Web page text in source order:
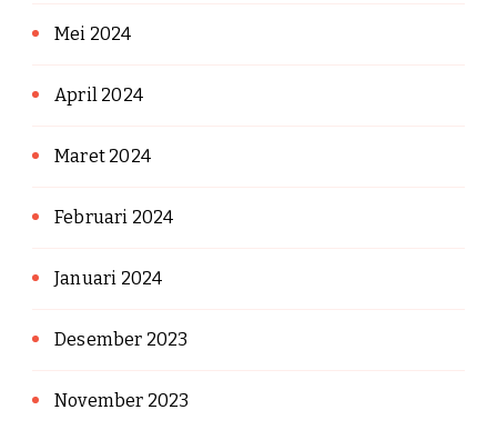
Mei 2024
April 2024
Maret 2024
Februari 2024
Januari 2024
Desember 2023
November 2023